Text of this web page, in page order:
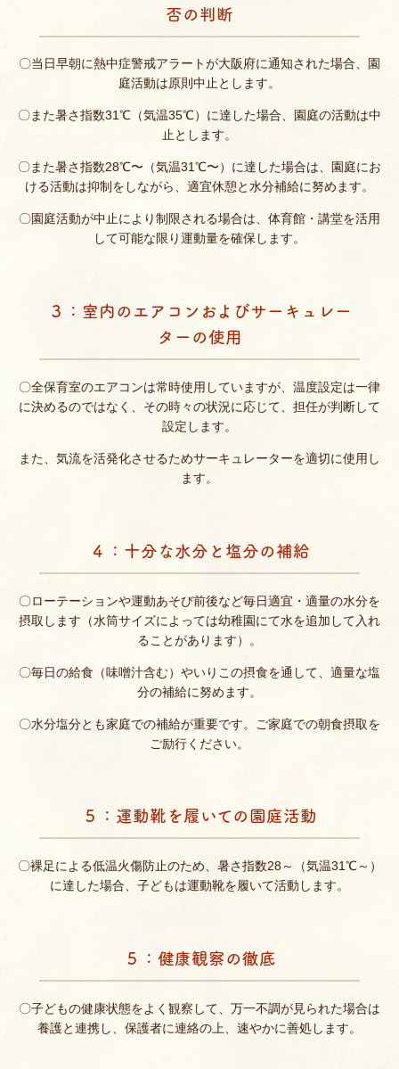
否の判断
〇当日早朝に熱中症警戒アラートが大阪府に通知された場合、園
庭活動は原則中止とします。
〇また暑さ指数31℃（気温35℃）に達した場合、園庭の活動は中
止とします。
〇また暑さ指数28℃〜（気温31℃〜）に達した場合は、園庭にお
ける活動は抑制をしながら、適宜休憩と水分補給に努めます。
〇園庭活動が中止により制限される場合は、体育館・講堂を活用
して可能な限り運動量を確保します。
３：室内のエアコンおよびサーキュレー
ターの使用
〇全保育室のエアコンは常時使用していますが、温度設定は一律
に決めるのではなく、その時々の状況に応じて、担任が判断して
設定します。
また、気流を活発化させるためサーキュレーターを適切に使用し
ます。
４：十分な水分と塩分の補給
〇ローテーションや運動あそび前後など毎日適宜・適量の水分を
摂取します（水筒サイズによっては幼稚園にて水を追加して入れ
ることがあります）。
〇毎日の給食（味噌汁含む）やいりこの摂食を通して、適量な塩
分の補給に努めます。
〇水分塩分とも家庭での補給が重要です。ご家庭での朝食摂取を
ご励行ください。
５：運動靴を履いての園庭活動
〇裸足による低温火傷防止のため、暑さ指数28～（気温31℃～）
に達した場合、子どもは運動靴を履いて活動します。
５：健康観察の徹底
〇子どもの健康状態をよく観察して、万一不調が見られた場合は
養護と連携し、保護者に連絡の上、速やかに善処します。